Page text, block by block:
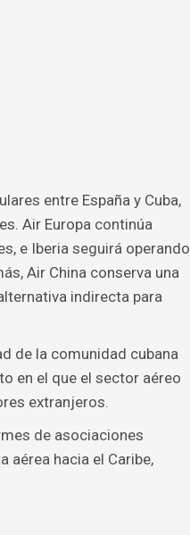
entre España y Cuba,
Air Europa continúa
e Iberia seguirá operando
Air China conserva una
indirecta para
de la comunidad cubana
en el que el sector aéreo
extranjeros.
de asociaciones
aérea hacia el Caribe,